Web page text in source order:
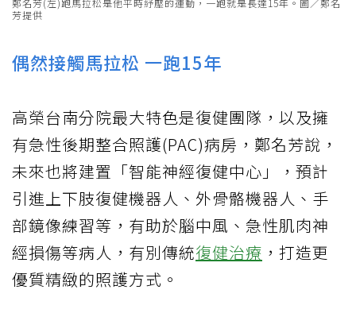
芳提供
偶然接觸馬拉松 一跑15年
高榮台南分院最大特色是復健團隊，以及擁
有急性後期整合照護(PAC)病房，鄭名芳說，
未來也將建置「智能神經復健中心」，預計
引進上下肢復健機器人、外骨骼機器人、手
部鏡像練習等，有助於腦中風、急性肌肉神
經損傷等病人，有別傳統復健治療 ，打造更
優質精緻的照護方式。